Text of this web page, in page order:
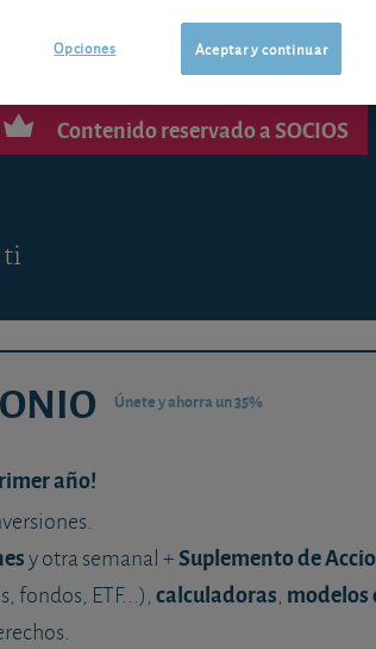
Contenido reservado a SOCIOS
ti
Únete y ahorra un 35%
año!
y otra semanal +Suplemento de
fondos, ETF...),calculadoras, modelos
Aceptar y continuar
Opciones